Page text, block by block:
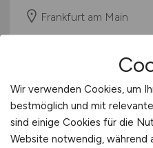
Frankfurt am Main
Wir verwenden Cookies, um
bestmöglich und mit
sind einige Cookies für die
Website notwendig, während